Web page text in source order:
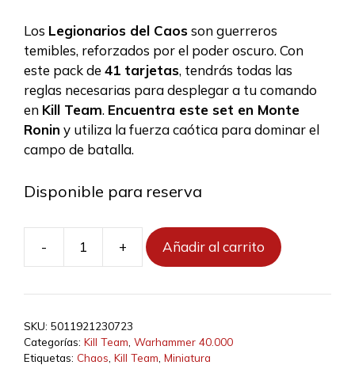
Los Legionarios del Caosson guerreros
temibles, reforzados por el poder oscuro. Con
este pack de 41 tarjetas, tendrás todas las
reglas necesarias para desplegar a tu comando
en Kill Team. Encuentra este set en Monte
Ronin y utiliza la fuerza caótica para dominar el
campo de batalla.
Disponible para reserva
-
Kill
Legionarios
Tarjeta
de
+ Añadir al carrito
SKU: 5011921230723
Categorías: Kill Team Warhammer 40.000
Etiquetas: Chaos Kill Team Miniatura